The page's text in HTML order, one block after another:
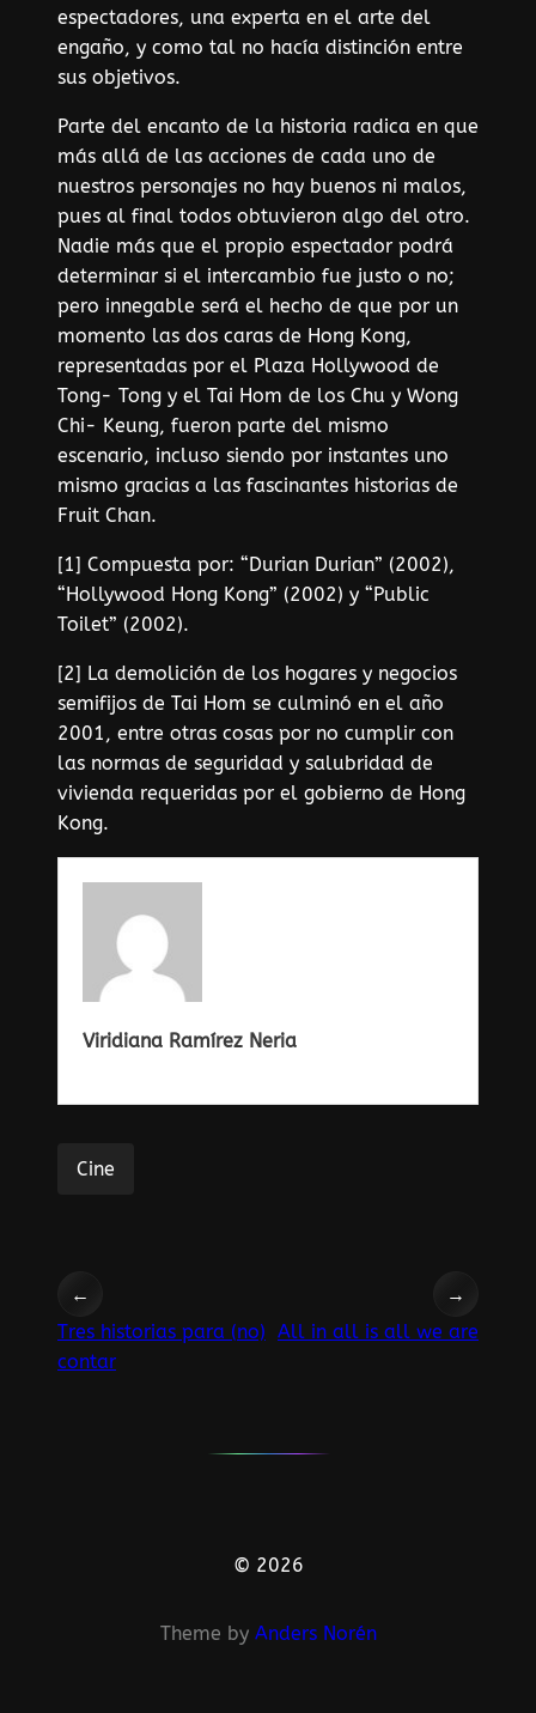
espectadores, una experta en el arte del
engaño, y como tal no hacía distinción entre
sus objetivos.
Parte del encanto de la historia radica en que
más allá de las acciones de cada uno de
nuestros personajes no hay buenos ni malos,
pues al final todos obtuvieron algo del otro.
Nadie más que el propio espectador podrá
determinar si el intercambio fue justo o no;
pero innegable será el hecho de que por un
momento las dos caras de Hong Kong,
representadas por el Plaza Hollywood de
Tong- Tong y el Tai Hom de los Chu y Wong
Chi- Keung, fueron parte del mismo
escenario, incluso siendo por instantes uno
mismo gracias a las fascinantes historias de
Fruit Chan.
[1] Compuesta por: “Durian Durian” (2002),
“Hollywood Hong Kong” (2002) y “Public
Toilet” (2002).
[2] La demolición de los hogares y negocios
semifijos de Tai Hom se culminó en el año
2001, entre otras cosas por no cumplir con
las normas de seguridad y salubridad de
vivienda requeridas por el gobierno de Hong
Kong.
Viridiana Ramírez Neria
Cine
←
Tres historias para (no)
contar
All in all is all we are
→
© 2026
Theme by Anders Norén